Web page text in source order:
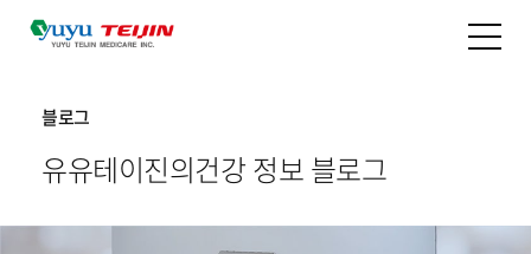
블로그
유유테이진의 건강 정보 블로그